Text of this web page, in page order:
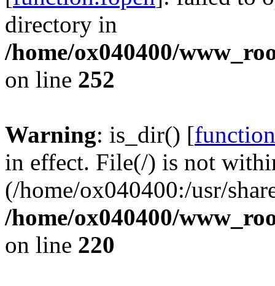
directory in
/home/ox040400/
on line 252
Warning: is_dir() [
in effect. File(/) is not
(/home/ox040400:/usr/
/home/ox040400/
on line 220